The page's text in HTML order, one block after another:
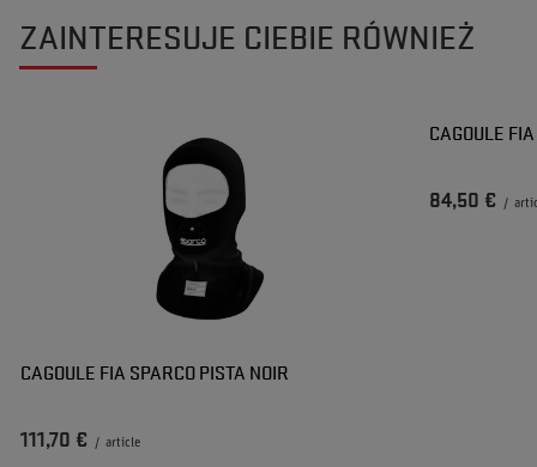
ZAINTERESUJE CIEBIE RÓWNIEŻ
CAGOULE FIA SPARCO PISTA NOIR
111,70 € / article
CAGOULE
84,50 € /